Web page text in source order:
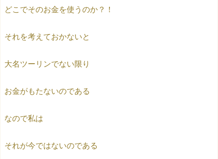
どこでそのお金を使うのか？！
それを考えておかないと
大名ツーリンでない限り
お金がもたないのである
なので私は
それが今ではないのである